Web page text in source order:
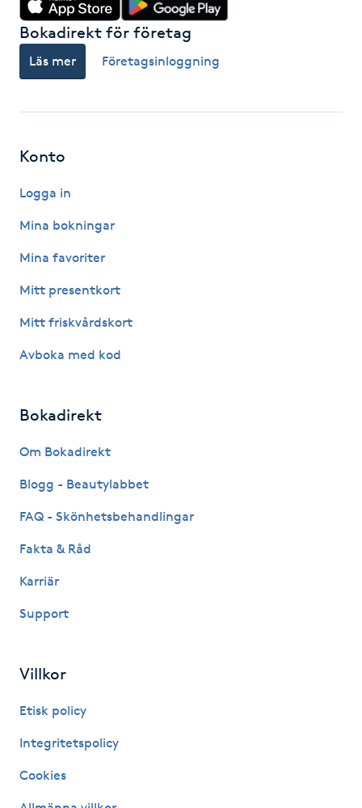
Funktionsanalys
Färgning
Gel naglar
Gellack
Gellack med förstärkning
Gua Sha-massage
H
Hatha Yoga
Headspa
Herrklippning
Hollywood Peel
Bokadirekt för företag
Läs mer Företagsinloggning
Konto
Logga in
Mina bokningar
Mina favoriter
Mitt presentkort
Mitt friskvårdskort
Avboka med kod
Bokadirekt
Om Bokadirekt
Blogg - Beautylabbet
FAQ - Skönhetsbehandlingar
Fakta & Råd
Karriär
Support
Villkor
Etisk policy
Integritetspolicy
Cookies